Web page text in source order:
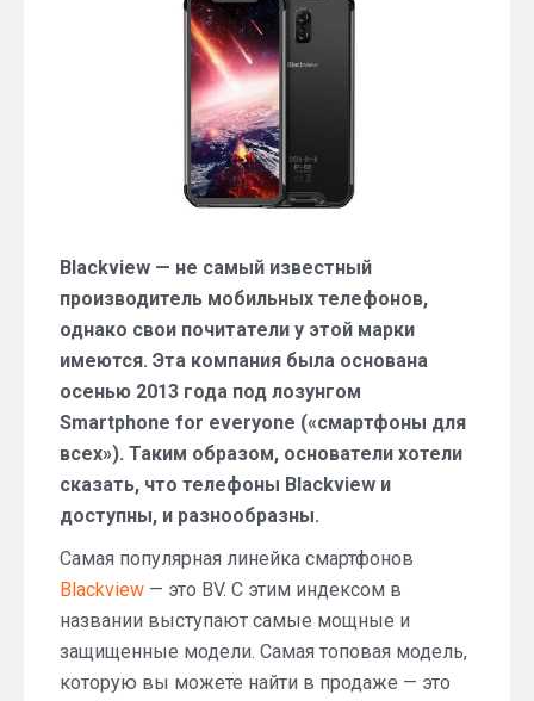
топового
смартфона
Blackview
BV9600
Pro
Blackview — не самый известный
производитель мобильных телефонов,
однако свои почитатели у этой марки
имеются. Эта компания была основана
осенью 2013 года под лозунгом
Smartphone for everyone («смартфоны для
всех»). Таким образом, основатели хотели
сказать, что телефоны Blackview и
доступны, и разнообразны.
Самая популярная линейка смартфонов
Blackview — это BV. С этим индексом в
названии выступают самые мощные и
защищенные модели. Самая топовая модель,
которую вы можете найти в продаже — это